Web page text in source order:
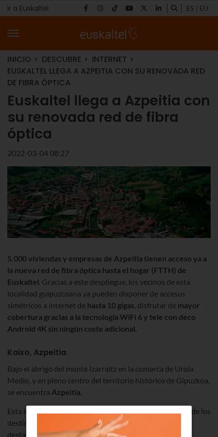
Ir a Euskaltel ES EU
INICIO DESCUBRE
INTERNET
EUSKALTEL LLEGA A AZPEITIA CON SU RENOVADA RED
DE FIBRA ÓPTICA
Euskaltel llega a Azpeitia con
su renovada red de fibra
óptica
2022-03-04 08:27
5.000viviendas y empresas de Azpeitia tienen acceso ya a
la nueva red de fibra óptica hasta el hogar (FTTH) de
Euskaltel. Gracias a este despliegue, los vecinos de esta
localidad guipuzcoana ya pueden disponer de accesos
simétricos a internet de hasta 10 gigas, disfrutar de mayor
cobertura gracias a la tecnología WiFi 6 y tele con deco
Android 4K sin ningún coste adicional.
Kaixo, Azpeitia
Bajo el abrigo del monte Izarraitz en la comarca de Urola
Medio, y en pleno centro del territorio histórico de Gipuzkoa,
se encuentra Azpeitia.
Esta localidad guipuzcoana está considerada como uno de los
destinos religiosos, arquitectónicos y culturales más
destacados de Euskadi.